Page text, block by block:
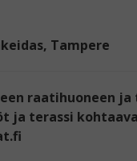
Tampere
raatihuoneen
ja terassi